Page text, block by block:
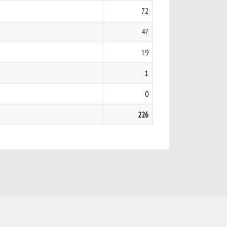
72
47
19
1
0
226